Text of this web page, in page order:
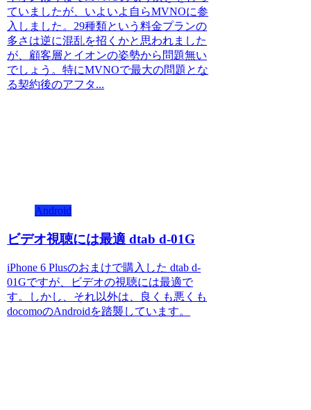
ていましたが、いよいよ自らMVNOに参
入しました。29種類という料金プランの
多さは逆に混乱を招くかと思われました
が、顧客層とイオンの姿勢から問題無い
でしょう。特にMVNOで最大の問題とな
る契約後のアフタ...
Android
ビデオ視聴には最適 dtab d-01G
iPhone 6 Plusのおまけで購入した dtab d-
01Gですが、ビデオの視聴には最適で
す。しかし、それ以外は、良くも悪くも
docomoのAndroidを踏襲しています。